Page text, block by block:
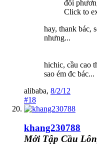
đối
Click to
hay, thank bác,
nhưng...
hichic, cầu cao
sao ém đc bác...
alibaba, 8/2/12
#18
khang230788
Mới Tập Cầu